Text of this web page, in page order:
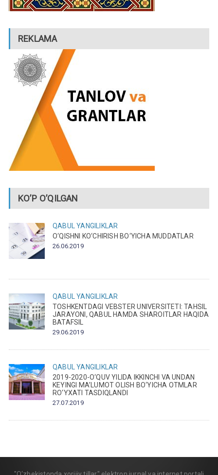
REKLAMA
KO’P O’QILGAN
QABUL
YANGILIKLAR
O‘QISHNI KO‘CHIRISH BO‘YICHA MUDDATLAR
26.06.2019
QABUL
YANGILIKLAR
TOSHKENTDAGI VEBSTER UNIVERSITETI: TAHSIL
JARAYONI, QABUL HAMDA SHAROITLAR HAQIDA
BATAFSIL
29.06.2019
QABUL
YANGILIKLAR
2019-2020-O‘QUV YILIDA IKKINCHI VA UNDAN
KEYINGI MA’LUMOT OLISH BO‘YICHA OTMLAR
RO‘YXATI TASDIQLANDI
27.07.2019